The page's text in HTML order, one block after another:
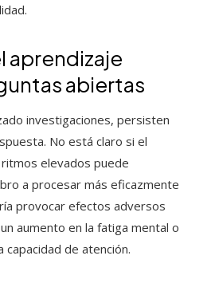
aprendizaje
abiertas
investigaciones, persisten
No está claro si el
elevados puede
a procesar más eficazmente
provocar efectos adversos
aumento en la fatiga mental o
capacidad de atención.